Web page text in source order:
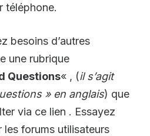
téléphone.
besoins d’autres
une rubrique
Questions« , (il s’agit
» en anglais) que
via ce lien . Essayez
les forums utilisateurs